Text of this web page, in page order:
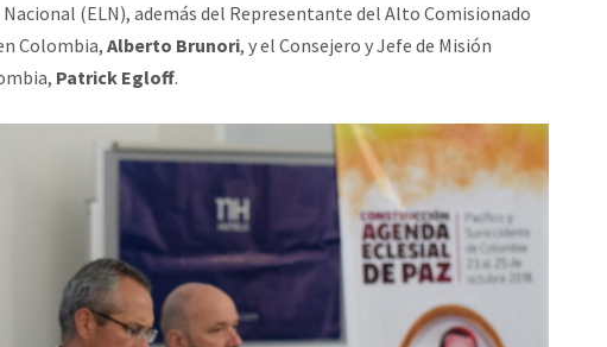
(ELN), además del Representante del Alto Comisionado
Colombia, Alberto Brunori, y el Consejero y Jefe de Misión
Patrick Egloff.